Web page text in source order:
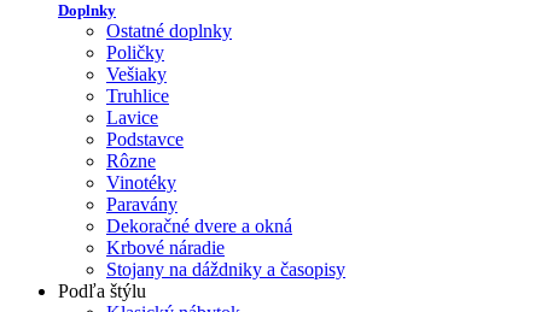
Doplnky
Ostatné doplnky
Poličky
Vešiaky
Truhlice
Lavice
Podstavce
Rôzne
Vinotéky
Paravány
Dekoračné dvere a okná
Krbové náradie
Stojany na dáždniky a časopisy
Podľa štýlu